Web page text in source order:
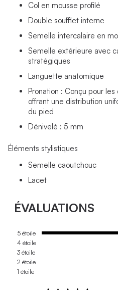
Col en mousse profilé
Double soufflet interne
Semelle intercalaire en
Semelle extérieure avec
stratégiques
Languette anatomique
Pronation : Conçu pour
offrant une distribution
du pied
Dénivelé : 5 mm
Éléments stylistiques
Semelle caoutchouc
Lacet
ÉVALUATIONS
5 étoile
4 étoile
3 étoile
2 étoile
1 étoile